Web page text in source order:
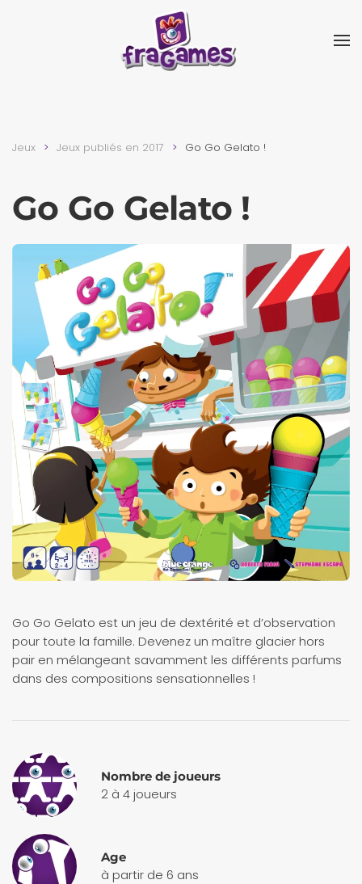
Skip to main content
Jeux Jeux publiés en 2017 Go Go Gelato !
Go Go Gelato !
Go Go Gelato est un jeu de dextérité et d’observation
pour toute la famille. Devenez un maître glacier hors
pair en mélangeant savamment les différents parfums
dans des compositions sensationnelles !
Nombre de joueurs
2 à 4 joueurs
Age
à partir de 6 ans